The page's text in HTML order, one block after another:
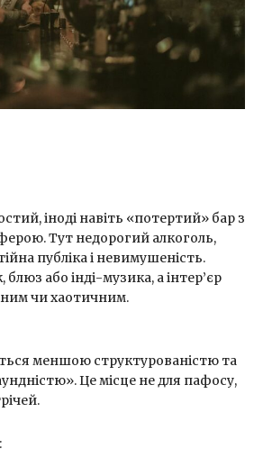
іноді навіть «потертий» бар з
Тут недорогий алкоголь,
публіка і невимушеність.
або інді-музика, а інтер’єр
чи хаотичним.
меншою структурованістю та
Це місце не для пафосу,
: